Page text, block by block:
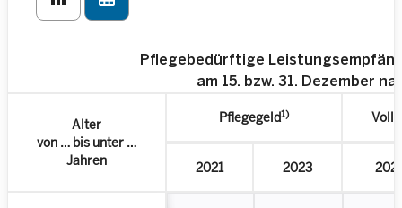
Pflegebedürftige
am 15. bzw. 31. Dezember
Alter
von … bis unter …
Jahren
Pflegegeld1)
2021 2023 2021